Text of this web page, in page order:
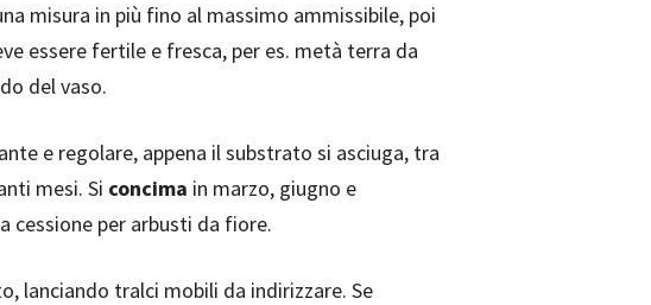
misura in più fino al massimo ammissibile, poi
essere fertile e fresca, per es. metà terra da
del vaso.
e regolare, appena il substrato si asciuga, tra
mesi. Si concima in marzo, giugno e
cessione per arbusti da fiore.
lanciando tralci mobili da indirizzare. Se